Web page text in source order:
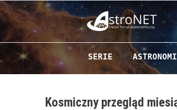
Przejdź do zawartości
SERIE
Kosmiczny przegląd